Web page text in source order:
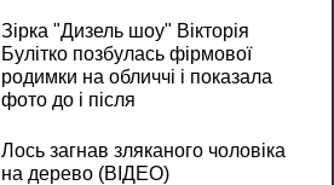
Зірка "Дизель шоу" Вікторія
Булітко позбулась фірмової
родимки на обличчі і показала
фото до і після
Лось загнав зляканого чоловіка
на дерево (ВІДЕО)